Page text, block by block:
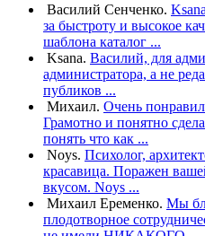
Василий Сенченко.
за быстроту и высокое
шаблона каталог ...
Ksana. Василий, для
администратора, а не
публиков ...
Михаил. Очень
Грамотно и понятно
понять что как ...
Noys. Психолог,
красавица. Поражен
вкусом. Noys ...
Михаил Еременко. Мы
плодотворное